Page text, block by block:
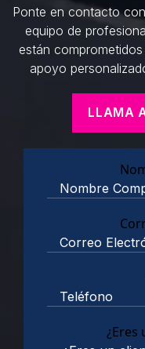
Ponte en contacto
equipo de
están
apoyo
LLAMA
¿Eres